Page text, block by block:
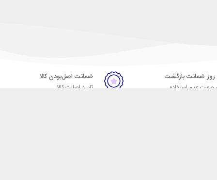
صورت عدم استفاده
ضمانت اصل‌بودن کالا
تایید اصالت کالا